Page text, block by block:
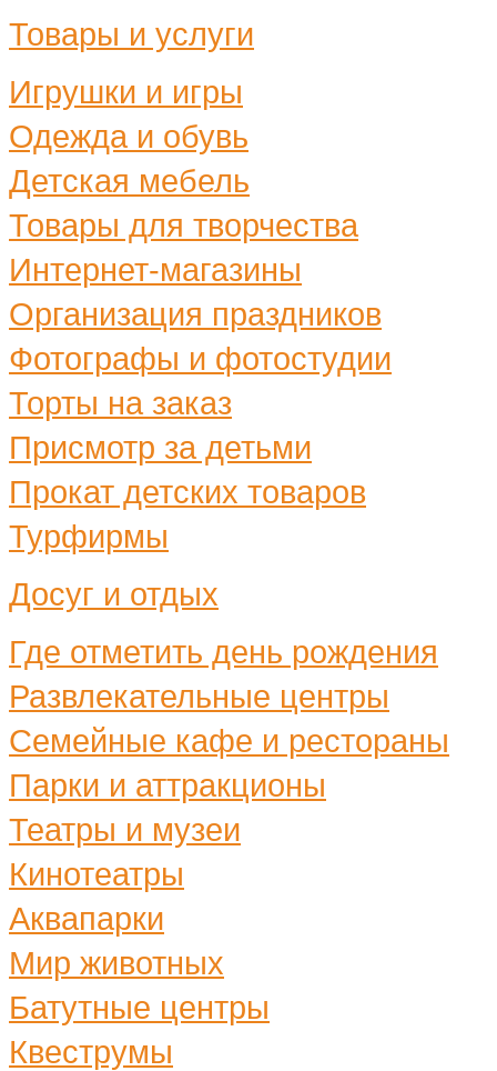
Товары и услуги
Игрушки и игры
Одежда и обувь
Детская мебель
Товары для творчества
Интернет-магазины
Организация праздников
Фотографы и фотостудии
Торты на заказ
Присмотр за детьми
Прокат детских товаров
Турфирмы
Досуг и отдых
Где отметить день рождения
Развлекательные центры
Семейные кафе и рестораны
Парки и аттракционы
Театры и музеи
Кинотеатры
Аквапарки
Мир животных
Батутные центры
Квеструмы